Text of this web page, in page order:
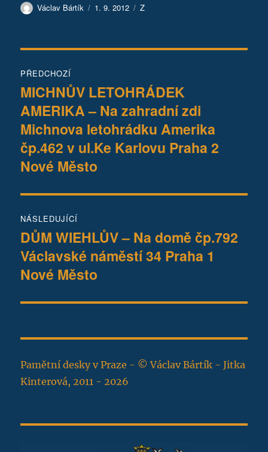
Autor:
Václav Bártík Publikováno:
1. 9. 2012 Rubriky:
Z
pro
příspěvek
PŘEDCHOZÍ
Předchozí
příspěvek:
MICHNŮV LETOHRÁDEK
AMERIKA – Na zahradní zdi
Michnova letohrádku Amerika
čp.462 v ul.Ke Karlovu Praha 2
Nové Město
NÁSLEDUJÍCÍ
Následující
příspěvek:
DŮM WIEHLŮV – Na domě čp.792
Václavské náměstí 34 Praha 1
Nové Město
Pamětní desky v Praze - © Václav Bártík - Jitka
Kinterová, 2011 - 2026